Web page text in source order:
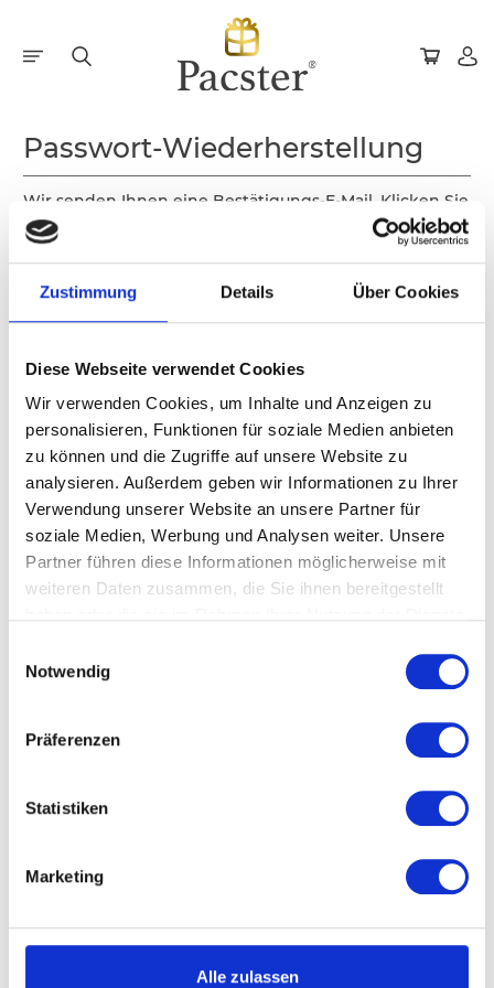
Zustimmung Details Über Cookies
Diese Webseite verwendet Cookies
Wir verwenden Cookies, um Inhalte und Anzeigen zu
personalisieren, Funktionen für soziale Medien anbieten
zu können und die Zugriffe auf unsere Website zu
analysieren. Außerdem geben wir Informationen zu Ihrer
Verwendung unserer Website an unsere Partner für
soziale Medien, Werbung und Analysen weiter. Unsere
Partner führen diese Informationen möglicherweise mit
weiteren Daten zusammen, die Sie ihnen bereitgestellt
Notwendig
Präferenzen
Statistiken
Marketing
Alle zulassen
Passwort-Wiederherstellung
Wir senden Ihnen eine Bestätigungs-E-Mail. Klicken Sie
auf den darin enthaltenen Link, um Ihr Passwort zu
ändern.
E-Mail-Adresse:
Zurück E-Mail senden
Kontakt
Produkte
Rechtliches
Zahlungsarten